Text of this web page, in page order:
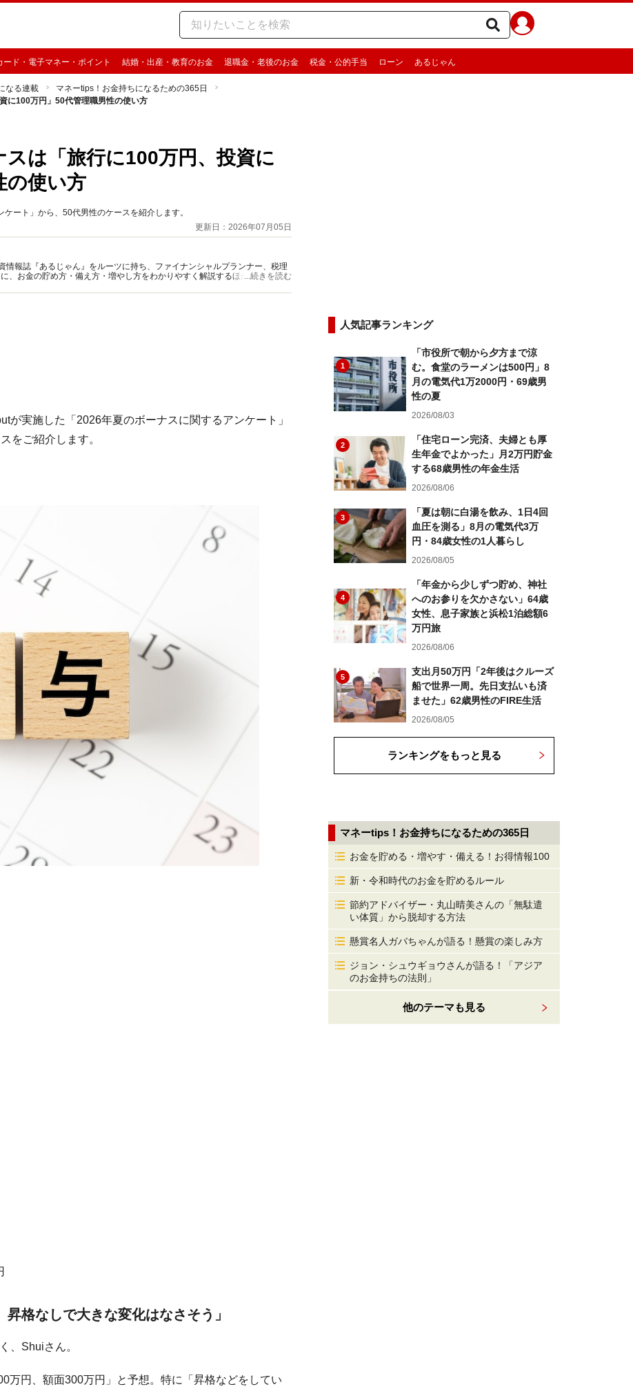
ード・電子マネー・ポイント 結婚・出産・教育のお金 退職金・老後のお金 税金・公的手当 ローン あるじゃん
なる連載
マネーtips！お金持ちになるための365日
に100万円」50代管理職男性の使い方
は「旅行に100万円、投資に
の使い方
ート」から、50代男性のケースを紹介します。
更新日：2026年07月05日
報誌『あるじゃん』をルーツに持ち、ファイナンシャルプランナー、税理
、お金の貯め方・備え方・増やし方をわかりやすく解説するほか、マネー最
...続きを読む
が実施した「2026年夏のボーナスに関するアンケート」
をご紹介します。
昇格なしで大きな変化はなさそう」
、Shuiさん。
万円、額面300万円」と予想。特に「昇格などをしてい
人気記事ランキング
1
「市役所で朝から夕方まで涼
む。食堂のラーメンは500円」8
月の電気代1万2000円・69歳男
性の夏
2026/08/03
2
「住宅ローン完済、夫婦とも厚
生年金でよかった」月2万円貯金
する68歳男性の年金生活
2026/08/06
3
「夏は朝に白湯を飲み、1日4回
血圧を測る」8月の電気代3万
円・84歳女性の1人暮らし
2026/08/05
4
「年金から少しずつ貯め、神社
へのお参りを欠かさない」64歳
女性、息子家族と浜松1泊総額6
万円旅
2026/08/06
5
支出月50万円「2年後はクルーズ
船で世界一周。先日支払いも済
ませた」62歳男性のFIRE生活
2026/08/05
ランキングをもっと見る
マネーtips！お金持ちになるための365日
お金を貯める・増やす・備える！お得情報100
新・令和時代のお金を貯めるルール
節約アドバイザー・丸山晴美さんの「無駄遣
い体質」から脱却する方法
懸賞名人ガバちゃんが語る！懸賞の楽しみ方
ジョン・シュウギョウさんが語る！「アジア
のお金持ちの法則」
他のテーマも見る